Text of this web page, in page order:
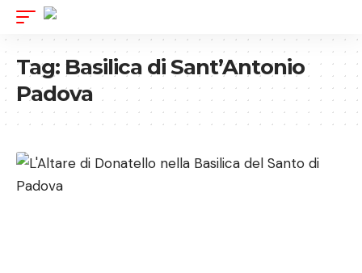
Tag: Basilica di Sant’Antonio
Padova